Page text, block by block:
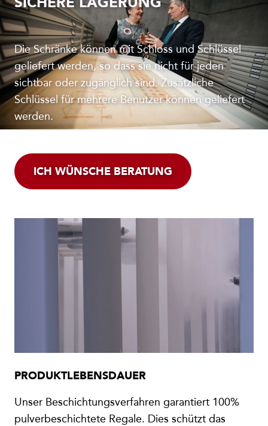
Die Schränke können mit Schloss und Schlüssel
geliefert werden, so dass sie nicht für jeden
sichtbar oder zugänglich sind. Zusätzliche
Schlüssel für mehrere Benutzer können geliefert
werden.
ICH WÜNSCHE BERATUNG
PRODUKTLEBENSDAUER
Unser Beschichtungsverfahren garantiert 100%
pulverbeschichtete Regale. Dies schützt das